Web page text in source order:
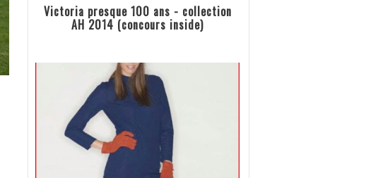
Victoria presque 100 ans - collection
AH 2014 (concours inside)